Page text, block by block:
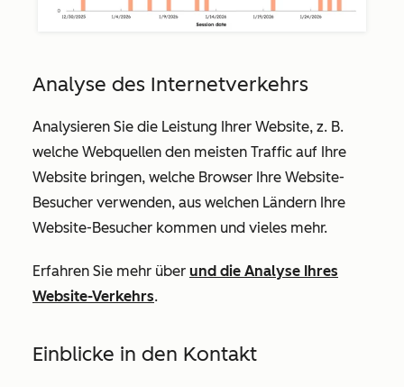
Analyse des Internetverkehrs
Analysieren Sie die Leistung Ihrer Website, z. B.
welche Webquellen den meisten Traffic auf Ihre
Website bringen, welche Browser Ihre Website-
Besucher verwenden, aus welchen Ländern Ihre
Website-Besucher kommen und vieles mehr.
Erfahren Sie mehr über und die Analyse Ihres
Website-Verkehrs.
Einblicke in den Kontakt